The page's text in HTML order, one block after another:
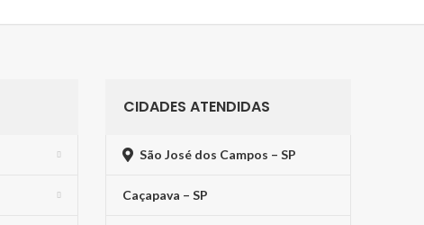
CIDADES ATENDIDAS
São José dos Campos – SP
Caçapava – SP